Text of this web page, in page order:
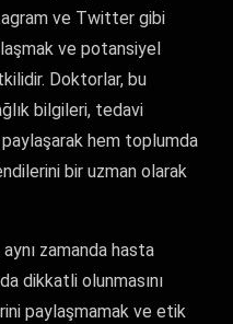
ve Twitter gibi
ve potansiyel
Doktorlar, bu
bilgileri, tedavi
hem toplumda
bir uzman olarak
zamanda hasta
dikkatli olunmasını
paylaşmamak ve etik